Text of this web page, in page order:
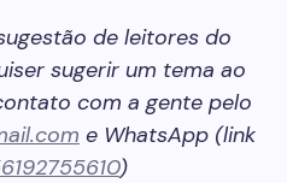
de leitores do
sugerir um tema ao
com a gente pelo
e WhatsApp (link
)